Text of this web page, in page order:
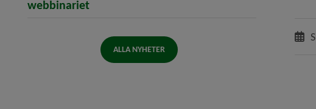
webbinariet(öppnar artikeln Gallra med CREW - frågor
ALLA NYHETER